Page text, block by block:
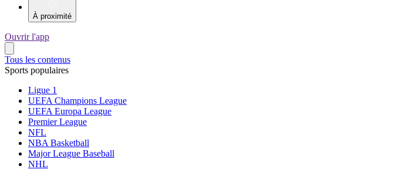
À proximité
Ouvrir l'app
Tous les contenus
Sports populaires
Ligue 1
UEFA Champions League
UEFA Europa League
Premier League
NFL
NBA Basketball
Major League Baseball
NHL